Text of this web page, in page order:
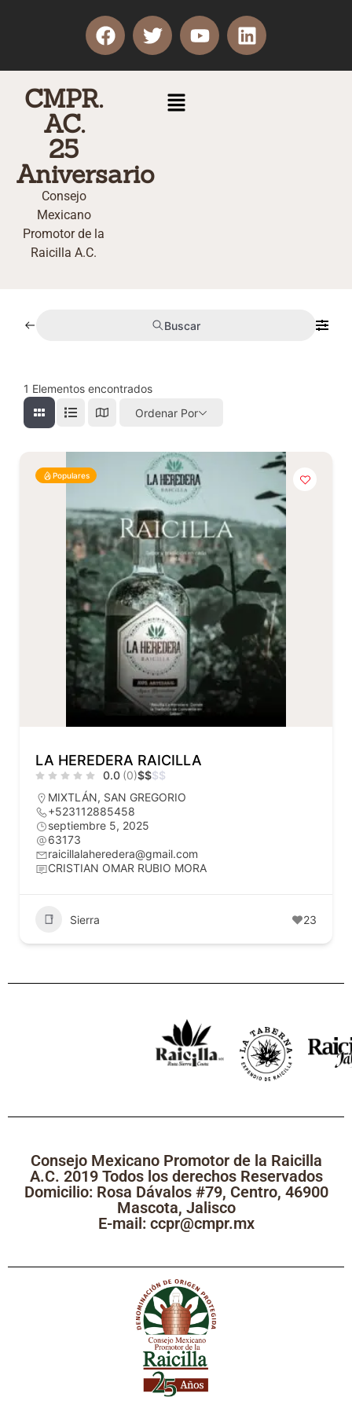
CMPR.
AC.
25
Aniversario
Consejo
Mexicano
Promotor de la
Raicilla A.C.
Buscar
1 Elementos encontrados
Ordenar Por
Populares
LA HEREDERA RAICILLA
0.0 (0)$$$$
MIXTLÁN, SAN GREGORIO
+523112885458
septiembre 5, 2025
63173
raicillalaheredera@gmail.com
CRISTIAN OMAR RUBIO MORA
Sierra 23
Consejo Mexicano Promotor de la Raicilla
A.C. 2019 Todos los derechos Reservados
Domicilio: Rosa Dávalos #79, Centro, 46900
Mascota, Jalisco
E-mail: ccpr@cmpr.mx